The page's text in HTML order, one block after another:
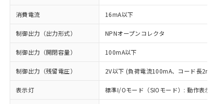
消費電流 16mA以下
制御出力（出力形式） NPNオープンコレクタ
制御出力（開閉容量） 100mA以下
制御出力（残留電圧） 2V以下 (負荷電流100mA、コード長2m
表示灯 標準I/Oモード（SIOモード）: 動作表示